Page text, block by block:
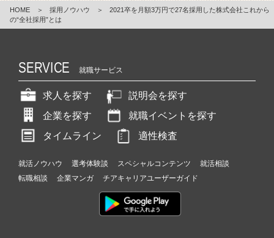
HOME ＞ 採用ノウハウ ＞
2021卒を月額3万円で27名採用した株式会社これから
の“全社採用”とは
SERVICE 就職サービス
求人を探す
説明会を探す
企業を探す
就職イベントを探す
タイムライン
適性検査
就活ノウハウ 選考体験談 スペシャルコンテンツ
就活相談
転職相談
企業マンガ チアキャリアユーザーガイド